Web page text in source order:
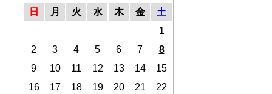
日
月 火 水 木 金
土
1
2
3 4 5 6 7
8
9
10 11 12 13 14
15
16
17 18 19 20 21 22